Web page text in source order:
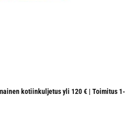
kotiinkuljetus yli 120 € | Toimitus 1-